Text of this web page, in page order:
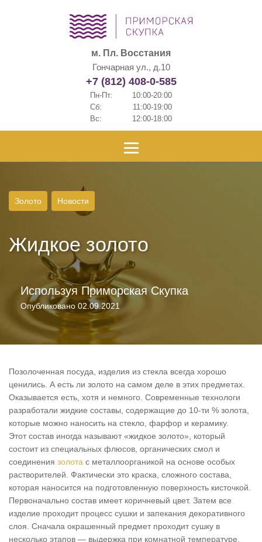
м. Пл. Восстания
Гончарная ул., д.10
+7 (812) 408-0-585
Пн-Пт:
10:00-20:00
Сб:
11:00-19:00
Вс:
12:00-18:00
Золото Новости
Жидкое золото
Используя Приморская Скупка
Опубликовано 02.09.2021
Позолоченная посуда, изделия из стекла всегда хорошо
ценились. А есть ли золото на самом деле в этих предметах.
Оказывается есть, хотя и немного. Современные технологи
разработали жидкие составы, содержащие до 10-ти % золота,
которые можно наносить на стекло, фарфор и керамику.
Этот состав иногда называют «жидкое золото», который
состоит из специальных флюсов, органических смол и
соединения золота с металлоорганикой на основе особых
растворителей. Фактически это краска, сложного состава,
которая наносится на подготовленную поверхность кисточкой.
Первоначально состав имеет коричневый цвет. Затем все
изделие проходит процесс сушки и запекания декоративного
слоя. Сначала окрашенный предмет проходит сушку в
несколько этапов — выдержка при комнатной температуре,